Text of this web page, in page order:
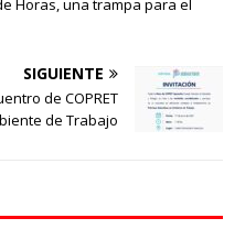
Horas, una trampa para el
SIGUIENTE
de COPRET
de Trabajo